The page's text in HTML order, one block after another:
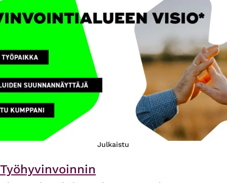
Julkaistu
Työhyvinvoinnin